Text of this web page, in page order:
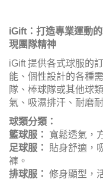
iGift：打造專業運動
現團隊精神
iGift 提供各式球服的
能、個性設計的各種
隊、棒球隊或其他球
氣、吸濕排汗、耐磨
球類分類：
籃球服：
寬鬆透氣，
足球服：
貼身舒適，
褲。
排球服： 修身顯型，